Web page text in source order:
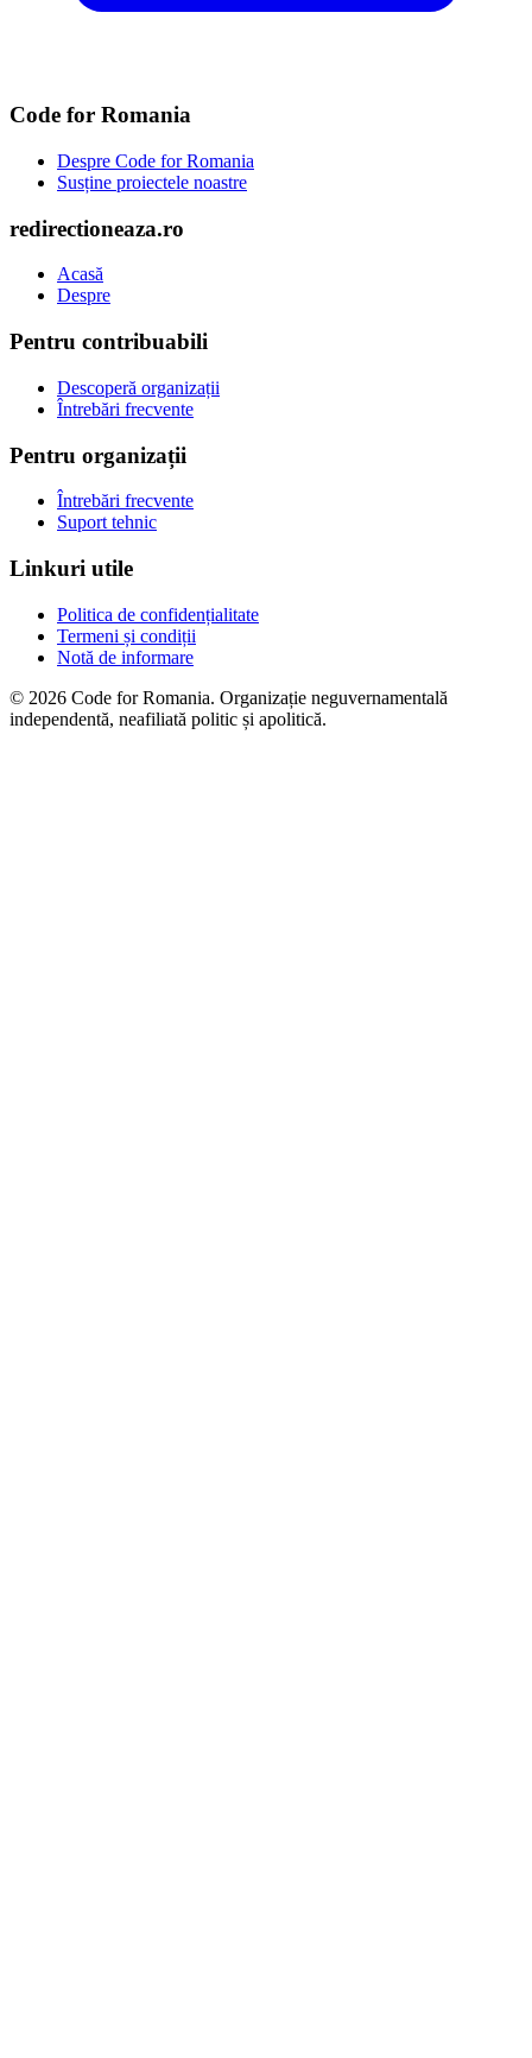
Code for Romania
Despre Code for Romania
Susține proiectele noastre
redirectioneaza.ro
Acasă
Despre
Pentru contribuabili
Descoperă organizații
Întrebări frecvente
Pentru organizații
Întrebări frecvente
Suport tehnic
Linkuri utile
Politica de confidențialitate
Termeni și condiții
Notă de informare
© 2026 Code for Romania. Organizație neguvernamentală
independentă, neafiliată politic și apolitică.